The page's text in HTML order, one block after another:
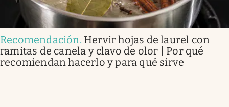
Recomendación. Hervir hojas de laurel con
ramitas de canela y clavo de olor | Por qué
recomiendan hacerlo y para qué sirve